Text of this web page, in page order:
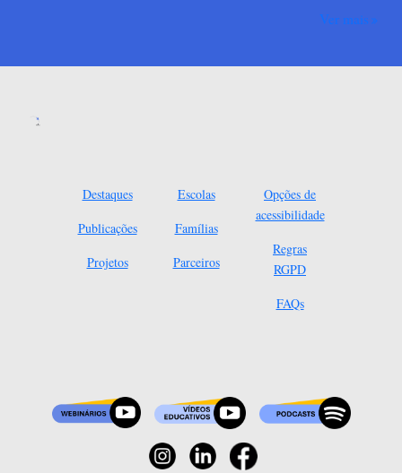
Ver mais
Destaques
Publicações
Projetos
Escolas
Famílias
Parceiros
Opções de
acessibilidade
Regras
RGPD
FAQs